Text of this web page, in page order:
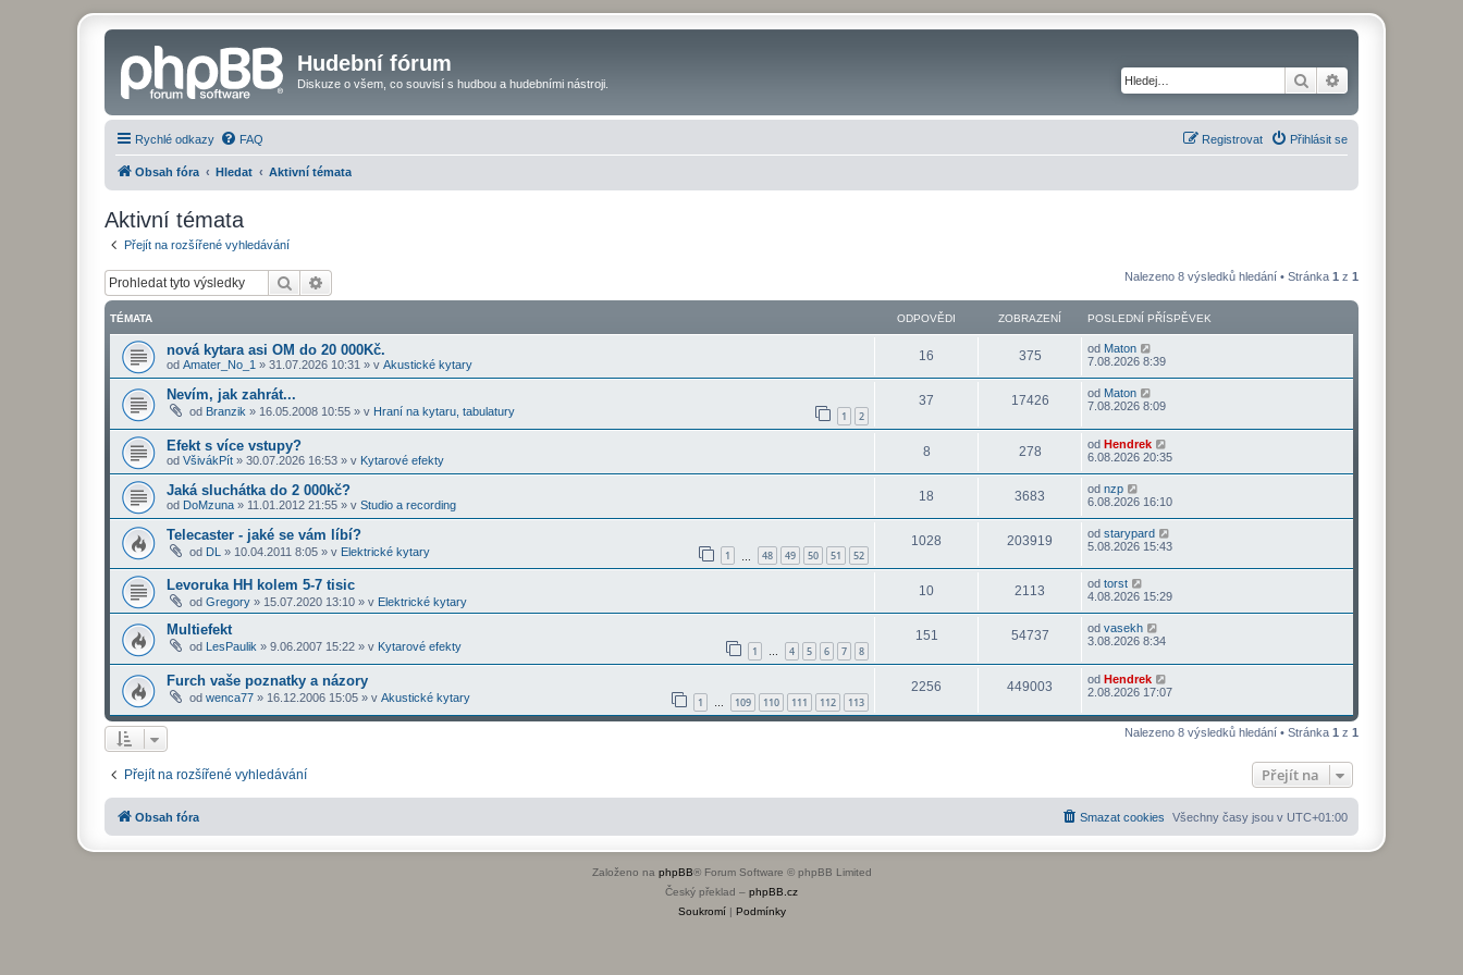
Hudební fórum
Diskuze o všem, co souvisí s hudbou a hudebními nástroji. Hledat
Rychlé odkazy FAQ Přihlásit se
Registrovat
Obsah fóra Hledat Aktivní témata
Aktivní témata
Přejít na rozšířené vyhledávání
Hledat Nalezeno 8 výsledků hledání • Stránka 1 z 1
TÉMATA ODPOVĚDI ZOBRAZENÍ POSLEDNÍ PŘÍSPĚVEK
nová kytara asi OM do 20 000Kč.
od Amater_No_1 » 31.07.2026 10:31 » v Akustické kytary
16 375 od Maton
7.08.2026 8:39
Nevím, jak zahrát...
od Branzik » 16.05.2008 10:55 » v Hraní na kytaru, tabulatury 1 2
37 17426 od Maton
7.08.2026 8:09
Efekt s více vstupy?
od VšivákPít » 30.07.2026 16:53 » v Kytarové efekty
8 278 od Hendrek
6.08.2026 20:35
Jaká sluchátka do 2 000kč?
od DoMzuna » 11.01.2012 21:55 » v Studio a recording
18 3683 od nzp
6.08.2026 16:10
Telecaster - jaké se vám líbí?
od DL » 10.04.2011 8:05 » v Elektrické kytary 1 48 49 50 51 52
1028 203919 od starypard
5.08.2026 15:43
Levoruka HH kolem 5-7 tisic
od Gregory » 15.07.2020 13:10 » v Elektrické kytary
10 2113 od torst
4.08.2026 15:29
Multiefekt
od LesPaulik » 9.06.2007 15:22 » v Kytarové efekty 1 … 4 5 6 7 8
151 54737 od vasekh
3.08.2026 8:34
Furch vaše poznatky a názory
od wenca77 » 16.12.2006 15:05 » v Akustické kytary 1 … 109 110 111 112 113
2256 449003 od Hendrek
2.08.2026 17:07
Nalezeno 8 výsledků hledání • Stránka 1 z 1
Přejít na rozšířené vyhledávání Přejít na
Obsah fóra Všechny časy jsou v UTC+01:00
Smazat cookies
Založeno na phpBB® Forum Software © phpBB Limited
Český překlad – phpBB.cz
Soukromí| Podmínky